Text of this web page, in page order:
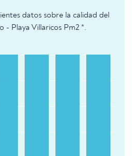
datos sobre la calidad del
- Playa Villaricos Pm2 *.